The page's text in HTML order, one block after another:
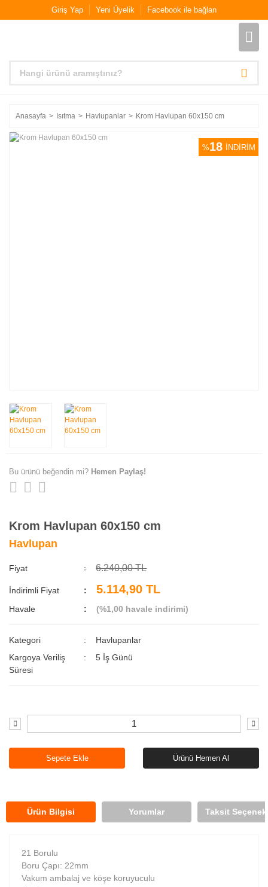
Giriş Yap Yeni Üyelik Facebook ile bağlan
Anasayfa Isıtma Havlupanlar Krom Havlupan 60x150 cm
%18 İNDİRİM
Bu ürünü beğendin mi? Hemen Paylaş!
Krom Havlupan 60x150 cm
Havlupan
Fiyat 6.240,00 TL
İndirimli Fiyat 5.114,90 TL
Havale (%1,00 havale indirimi)
Kategori
Havlupanlar
Kargoya Veriliş
Süresi
5 İş Günü
Sepete Ekle Ürünü Hemen Al
Ürün Bilgisi Yorumlar Taksit
21 Borulu
Boru Çapı: 22mm
Vakum ambalaj ve köşe koruyuculu